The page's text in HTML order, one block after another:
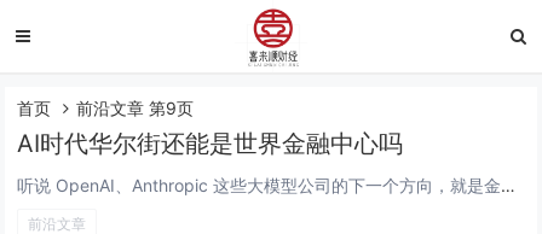
首页 前沿文章 第9页
AI时代华尔街还能是世界金融中心吗
听说 OpenAI、Anthropic 这些大模型公司的下一个方向，就是金融。当 AI 已经颠覆了咨询、编程、搜索、制药，下一个轮到的是规模最大、利润最厚的那一个 —— 它会动摇华尔街三千英里之外的那把王座吗？今早在 Zombie Café...
前沿文章